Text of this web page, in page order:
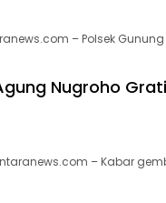
– Polsek Gunung
Nugroho
– Kabar